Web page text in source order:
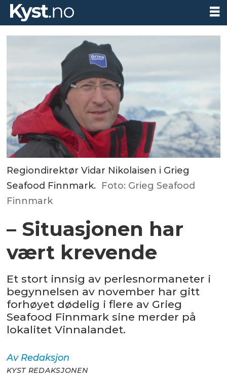
Regiondirektør Vidar Nikolaisen i Grieg
Seafood Finnmark. Foto: Grieg Seafood
Finnmark
– Situasjonen har
vært krevende
Et stort innsig av perlesnormaneter i
begynnelsen av november har gitt
forhøyet dødelig i flere av Grieg
Seafood Finnmark sine merder på
lokalitet Vinnalandet.
Av Redaksjon
KYST REDAKSJONEN